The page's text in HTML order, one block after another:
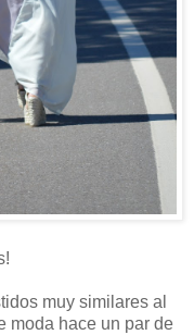
muy similares al
moda hace un par de